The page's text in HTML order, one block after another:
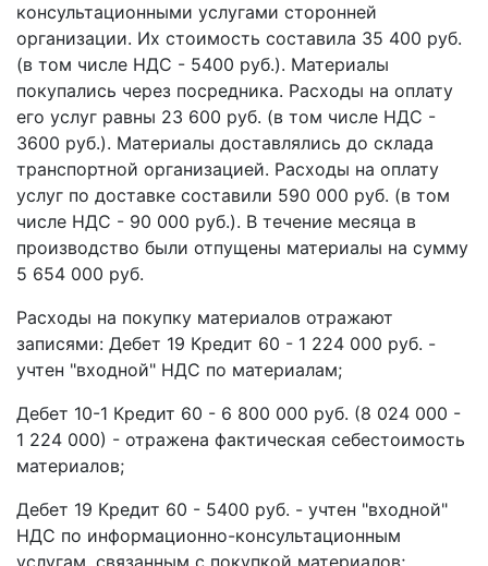
консультационными услугами сторонней
организации. Их стоимость составила 35 400 руб.
(в том числе НДС - 5400 руб.). Материалы
покупались через посредника. Расходы на оплату
его услуг равны 23 600 руб. (в том числе НДС -
3600 руб.). Материалы доставлялись до склада
транспортной организацией. Расходы на оплату
услуг по доставке составили 590 000 руб. (в том
числе НДС - 90 000 руб.). В течение месяца в
производство были отпущены материалы на сумму
5 654 000 руб.
Расходы на покупку материалов отражают
записями: Дебет 19 Кредит 60 - 1 224 000 руб. -
учтен "входной" НДС по материалам;
Дебет 10-1 Кредит 60 - 6 800 000 руб. (8 024 000 -
1 224 000) - отражена фактическая себестоимость
материалов;
Дебет 19 Кредит 60 - 5400 руб. - учтен "входной"
НДС по информационно-консультационным
услугам, связанным с покупкой материалов;